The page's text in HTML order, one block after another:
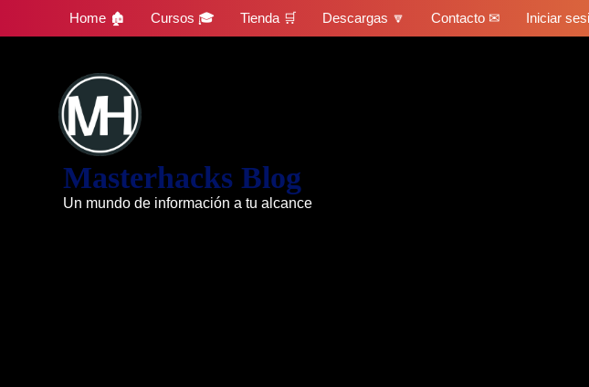
Home 🏚 Cursos 🎓 Tienda 🛒 Descargas 🔽 Contacto ✉ Iniciar
Masterhacks Blog
Un mundo de información a tu alcance